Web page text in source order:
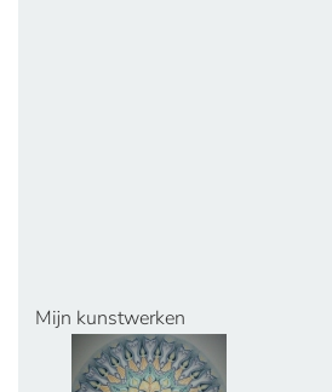
Mijn kunstwerken